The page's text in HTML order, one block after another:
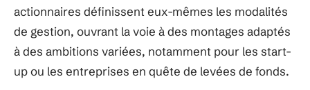
actionnaires définissent eux-mêmes les modalités
de gestion, ouvrant la voie à des montages adaptés
à des ambitions variées, notamment pour les start-
up ou les entreprises en quête de levées de fonds.